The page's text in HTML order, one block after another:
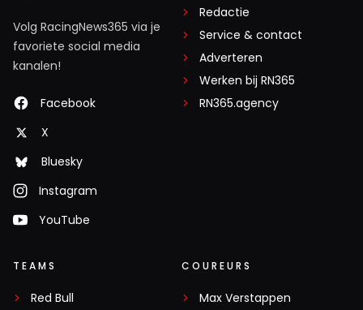
Volg RacingNews365 via je
favoriete social media
kanalen!
Facebook
X
Bluesky
Instagram
YouTube
Redactie
Service & contact
Adverteren
Werken bij RN365
RN365.agency
TEAMS
Red Bull
COUREURS
Max Verstappen